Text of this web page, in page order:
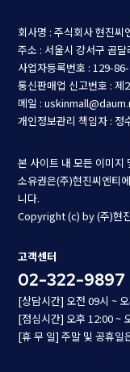
회사명 : 주식회사 현진씨
주소 : 서울시 강서구 곰
사업자등록번호 : 129-
통신판매업 신고번호 :
메일 :
개인정보관리 책임자 : 정
본 사이트 내 모든 이미지
소유권은(주)현진씨엔티
니다.
Copyright (c) by (주)현
고객센터
02-322-9897
[상담시간] 오전 09시 ~
[점심시간] 오후 12:00 ~
[휴 무 일] 주말 및 공휴일